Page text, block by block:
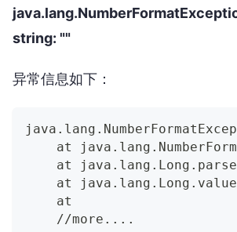
string: ""
异常信息如下：
at
at
at
    at
    //more....